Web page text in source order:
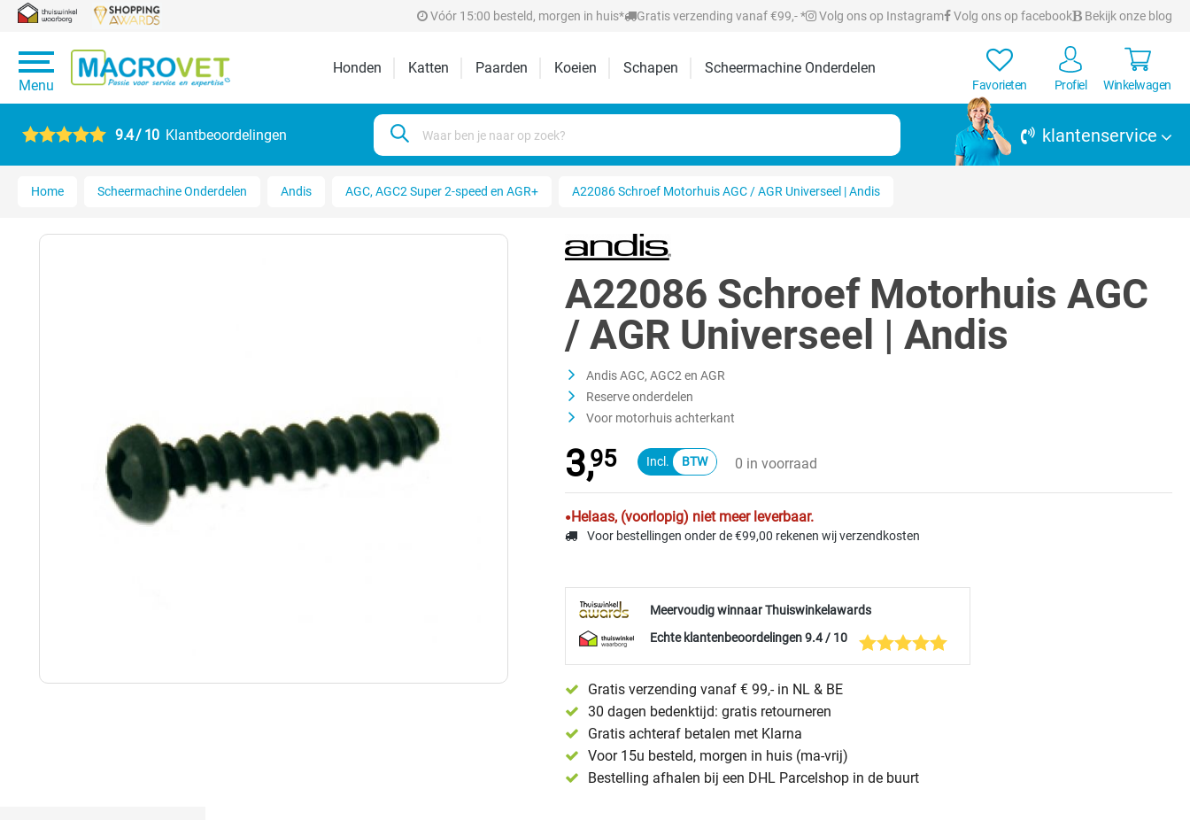
Vóór 15:00 besteld, morgen in huis* Gratis verzending vanaf €99,- * Volg ons op Instagram Volg ons op facebook Bekijk onze blog
Menu
Honden Katten Paarden Koeien Schapen Scheermachine Onderdelen
Favorieten Profiel Winkelwagen
9.4 / 10 Klantbeoordelingen klantenservice
Home Scheermachine Onderdelen Andis AGC, AGC2 Super 2-speed en AGR+ A22086 Schroef Motorhuis AGC / AGR Universeel | Andis
A22086 Schroef Motorhuis AGC
/ AGR Universeel | Andis
Andis AGC, AGC2 en AGR
Reserve onderdelen
Voor motorhuis achterkant
3,95 0 in voorraad
Helaas, (voorlopig) niet meer leverbaar.
Voor bestellingen onder de €99,00 rekenen wij verzendkosten
Meervoudig winnaar Thuiswinkelawards
Echte klantenbeoordelingen 9.4 / 10
Gratis verzending vanaf € 99,- in NL & BE
30 dagen bedenktijd: gratis retourneren
Gratis achteraf betalen met Klarna
Voor 15u besteld, morgen in huis (ma-vrij)
Bestelling afhalen bij een DHL Parcelshop in de buurt